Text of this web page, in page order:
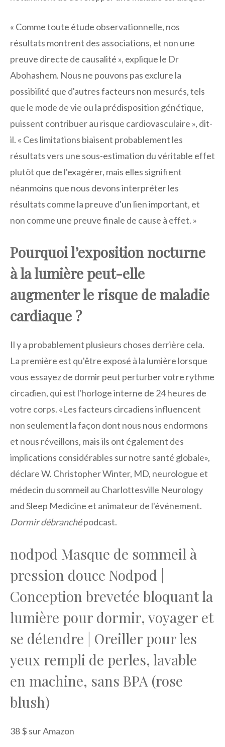
« Comme toute étude observationnelle, nos
résultats montrent des associations, et non une
preuve directe de causalité », explique le Dr
Abohashem. Nous ne pouvons pas exclure la
possibilité que d'autres facteurs non mesurés, tels
que le mode de vie ou la prédisposition génétique,
puissent contribuer au risque cardiovasculaire », dit-
il. « Ces limitations biaisent probablement les
résultats vers une sous-estimation du véritable effet
plutôt que de l'exagérer, mais elles signifient
néanmoins que nous devons interpréter les
résultats comme la preuve d'un lien important, et
non comme une preuve finale de cause à effet. »
Pourquoi l’exposition nocturne
à la lumière peut-elle
augmenter le risque de maladie
cardiaque ?
Il y a probablement plusieurs choses derrière cela.
La première est qu'être exposé à la lumière lorsque
vous essayez de dormir peut perturber votre rythme
circadien, qui est l'horloge interne de 24 heures de
votre corps. «Les facteurs circadiens influencent
non seulement la façon dont nous nous endormons
et nous réveillons, mais ils ont également des
implications considérables sur notre santé globale»,
déclare W. Christopher Winter, MD, neurologue et
médecin du sommeil au Charlottesville Neurology
and Sleep Medicine et animateur de l'événement.
Dormir débranchépodcast.
nodpod Masque de sommeil à
pression douce Nodpod |
Conception brevetée bloquant la
lumière pour dormir, voyager et
se détendre | Oreiller pour les
yeux rempli de perles, lavable
en machine, sans BPA (rose
blush)
38 $ sur Amazon